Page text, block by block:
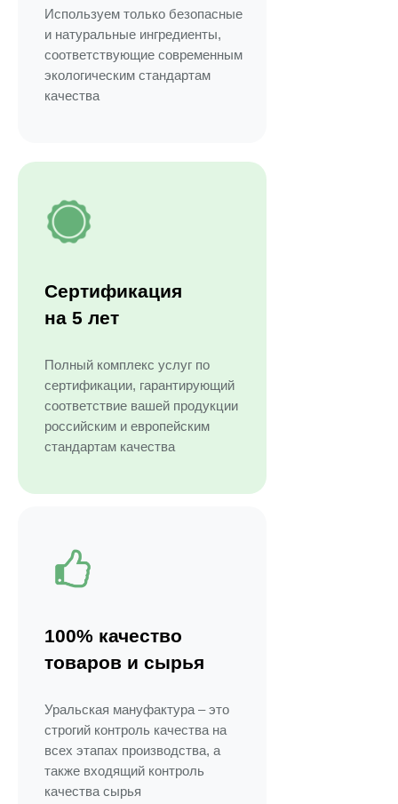
Используем только безопасные
и натуральные ингредиенты,
соответствующие современным
экологическим стандартам
качества
Сертификация
на 5 лет
Полный комплекс услуг по
сертификации, гарантирующий
соответствие вашей продукции
российским и европейским
стандартам качества
100% качество
товаров и сырья
Уральская мануфактура – это
строгий контроль качества на
всех этапах производства, а
также входящий контроль
качества сырья